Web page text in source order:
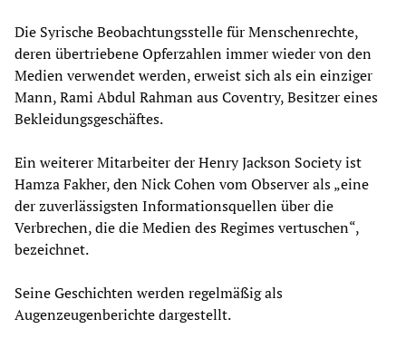
Die Syrische Beobachtungsstelle für Menschenrechte,
deren übertriebene Opferzahlen immer wieder von den
Medien verwendet werden, erweist sich als ein einziger
Mann, Rami Abdul Rahman aus Coventry, Besitzer eines
Bekleidungsgeschäftes.
Ein weiterer Mitarbeiter der Henry Jackson Society ist
Hamza Fakher, den Nick Cohen vom Observer als „eine
der zuverlässigsten Informationsquellen über die
Verbrechen, die die Medien des Regimes vertuschen“,
bezeichnet.
Seine Geschichten werden regelmäßig als
Augenzeugenberichte dargestellt.